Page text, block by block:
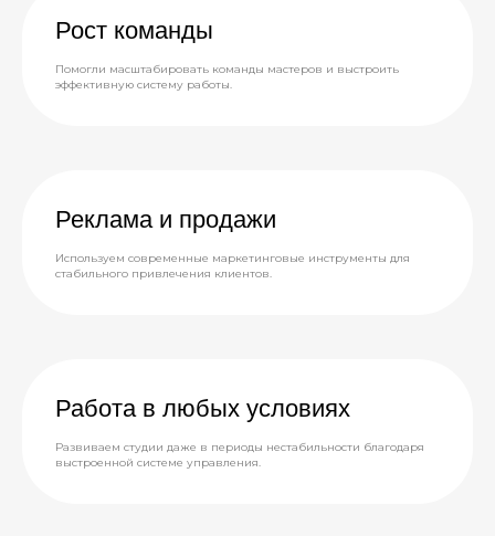
Рост команды
Помогли масштабировать команды мастеров и выстроить
эффективную систему работы.
Реклама и продажи
Используем современные маркетинговые инструменты для
стабильного привлечения клиентов.
Работа в любых условиях
Развиваем студии даже в периоды нестабильности благодаря
выстроенной системе управления.